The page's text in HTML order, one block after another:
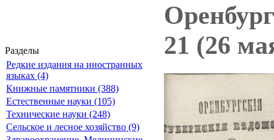
Разделы
Редкие издания на иностранных
языках (4)
Книжные памятники (388)
Естественные науки (105)
Технические науки (248)
Сельское и лесное хозяйство (9)
21 (26